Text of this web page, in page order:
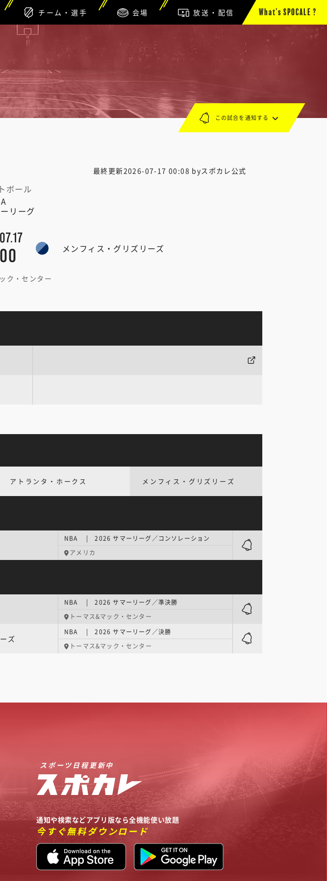
チーム・選手 会場 放送・配信 What’s SPOCALE ?
最終更新2026-07-17 00:08 byスポカレ公式
ボール
リーグ
メンフィス・グリズリーズ
ク・センター
この試合を通知する
アトランタ・ホークス メンフィス・グリズリーズ
NBA | 2026 サマーリーグ／コンソレーション
アメリカ
NBA | 2026 サマーリーグ／準決勝
トーマス&マック・センター
ズ
NBA | 2026 サマーリーグ／決勝
トーマス&マック・センター
スポーツ日程更新中
通知や検索などアプリ版なら全機能使い放題
今すぐ無料ダウンロード